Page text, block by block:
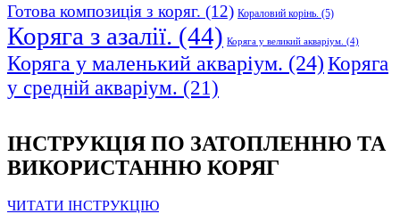
Готова композиція з коряг. (12) Кораловий корінь. (5)
Коряга з азалії. (44) Коряга у великий акваріум. (4)
Коряга у маленький акваріум. (24)Коряга
у средній акваріум. (21)
ІНСТРУКЦІЯ ПО ЗАТОПЛЕННЮ ТА
ВИКОРИСТАННЮ КОРЯГ
ЧИТАТИ ІНСТРУКЦІЮ